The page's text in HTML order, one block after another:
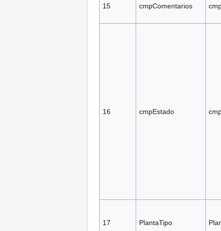
15 cmpComentarios
16 cmpEstado
17 PlantaTipo